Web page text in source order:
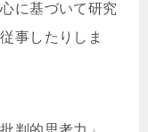
に基づいて研究
事したりしま